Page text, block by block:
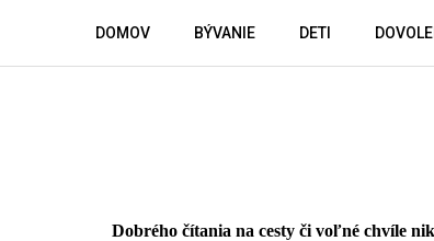
content
DOMOV BÝVANIE DETI
Dobrého čítania na cesty či voľné chvíle